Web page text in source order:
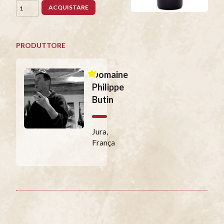
ACQUISTARE
PRODUTTORE
Domaine
Philippe
Butin
Jura,
França